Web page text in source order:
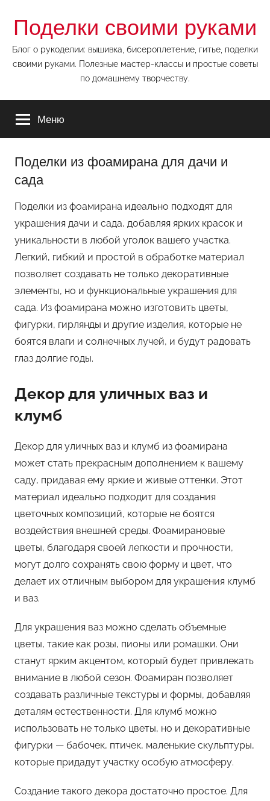
содержимому
Поделки своими руками
Блог о рукоделии: вышивка, бисероплетение, гитье, поделки
своими руками. Полезные мастер-классы и простые советы
по домашнему творчеству.
Меню
Поделки из фоамирана для дачи и
сада
Поделки из фоамирана идеально подходят для
украшения дачи и сада, добавляя ярких красок и
уникальности в любой уголок вашего участка.
Легкий, гибкий и простой в обработке материал
позволяет создавать не только декоративные
элементы, но и функциональные украшения для
сада. Из фоамирана можно изготовить цветы,
фигурки, гирлянды и другие изделия, которые не
боятся влаги и солнечных лучей, и будут радовать
глаз долгие годы.
Декор для уличных ваз и
клумб
Декор для уличных ваз и клумб из фоамирана
может стать прекрасным дополнением к вашему
саду, придавая ему яркие и живые оттенки. Этот
материал идеально подходит для создания
цветочных композиций, которые не боятся
воздействия внешней среды. Фоамирановые
цветы, благодаря своей легкости и прочности,
могут долго сохранять свою форму и цвет, что
делает их отличным выбором для украшения клумб
и ваз.
Для украшения ваз можно сделать объемные
цветы, такие как розы, пионы или ромашки. Они
станут ярким акцентом, который будет привлекать
внимание в любой сезон. Фоамиран позволяет
создавать различные текстуры и формы, добавляя
деталям естественности. Для клумб можно
использовать не только цветы, но и декоративные
фигурки — бабочек, птичек, маленькие скульптуры,
которые придадут участку особую атмосферу.
Создание такого декора достаточно простое. Для